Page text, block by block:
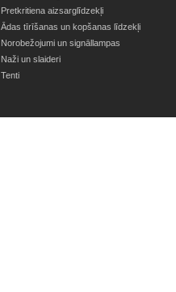
Pretkritiena aizsarglīdzekļi
Ādas tīrīšanas un kopšanas līdzekļi
Norobežojumi un signāllampas
Naži un slaideri
Tenti